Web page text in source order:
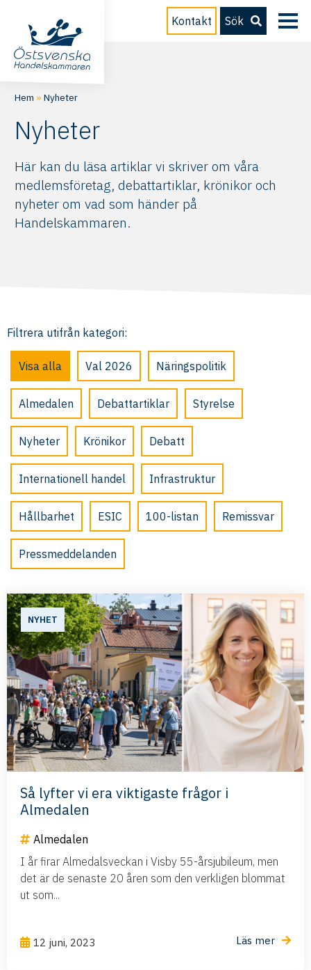
Kontakt Sök
Hem »Nyheter
Nyheter
Här kan du läsa artiklar vi skriver om våra
medlemsföretag, debattartiklar, krönikor och
nyheter om vad som händer på
Handelskammaren.
Filtrera utifrån kategori:
Visa alla Val 2026 Näringspolitik
Almedalen Debattartiklar Styrelse
Nyheter Krönikor Debatt
Internationell handel Infrastruktur
Hållbarhet ESIC 100-listan Remissvar
Pressmeddelanden
NYHET
Så lyfter vi era viktigaste frågor i
Almedalen
Almedalen
I år firar Almedalsveckan i Visby 55-årsjubileum, men
det är de senaste 20 åren som den verkligen blommat
ut som...
12 juni, 2023 Läs mer